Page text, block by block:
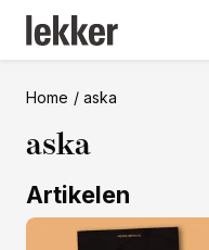
Home aska
aska
Artikelen